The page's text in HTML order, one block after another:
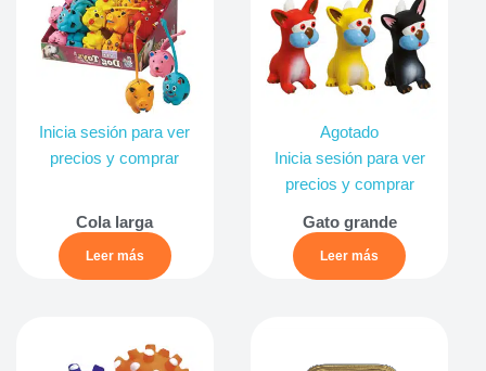
Inicia sesión para ver
precios y comprar
Cola larga
Leer más
Agotado
Inicia sesión para ver
precios y comprar
Gato grande
Leer más